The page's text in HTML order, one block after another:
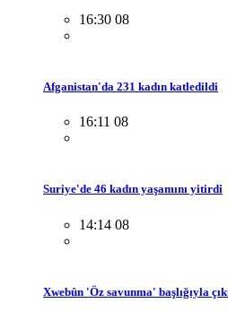
16:30 08
Afganistan'da 231 kadın katledildi
16:11 08
Suriye'de 46 kadın yaşamını yitirdi
14:14 08
Xwebûn 'Öz savunma' başlığıyla